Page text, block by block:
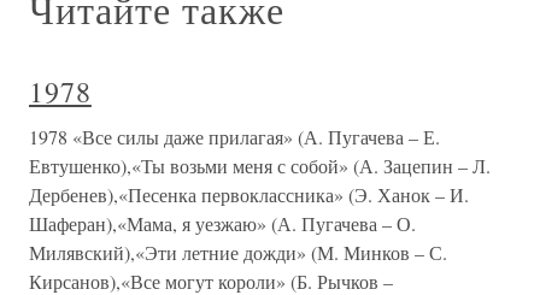
1978
1978 «Все силы даже прилагая» (А. Пугачева – Е.
Евтушенко),«Ты возьми меня с собой» (А. Зацепин – Л.
Дербенев),«Песенка первоклассника» (Э. Ханок – И.
Шаферан),«Мама, я уезжаю» (А. Пугачева – О.
Милявский),«Эти летние дожди» (М. Минков – С.
Кирсанов),«Все могут короли» (Б. Рычков –